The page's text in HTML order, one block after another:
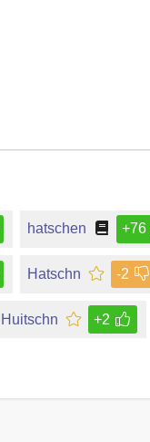
hatschen +76
Hatschn -2
Huitschn +2